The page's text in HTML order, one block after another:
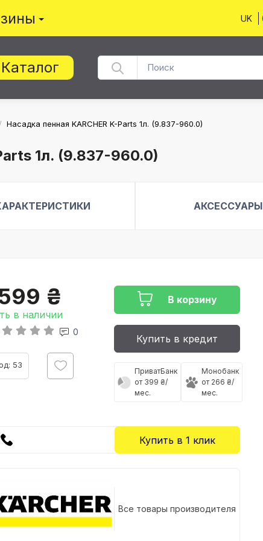
UK
Каталог
Насадка пенная KARCHER K-Parts 1л. (9.837-960.0)
1л. (9.837-960.0)
АКСЕССУАРЫ
₴
в наличии
В корзину
0
53
Купить в кредит
ПриватБанк
от 399 ₴/
мес.
Монобанк
от 266 ₴/
мес.
Купить в 1 клик
Все товары производителя